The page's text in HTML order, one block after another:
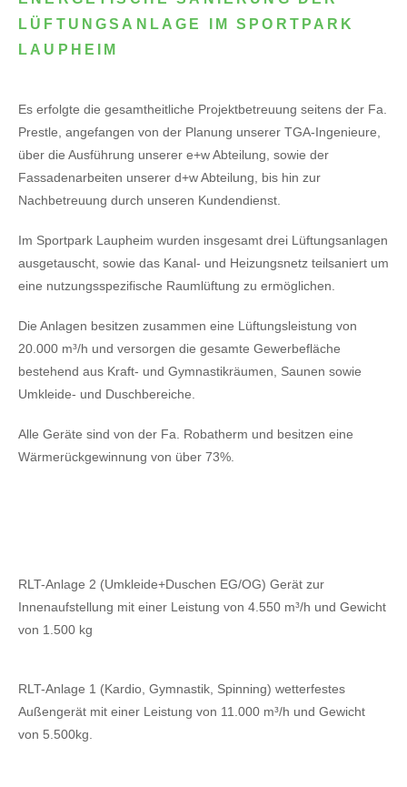
LÜFTUNGSANLAGE IM SPORTPARK
LAUPHEIM
Es erfolgte die gesamtheitliche Projektbetreuung seitens der Fa.
Prestle, angefangen von der Planung unserer TGA-Ingenieure,
über die Ausführung unserer e+w Abteilung, sowie der
Fassadenarbeiten unserer d+w Abteilung, bis hin zur
Nachbetreuung durch unseren Kundendienst.
Im Sportpark Laupheim wurden insgesamt drei Lüftungsanlagen
ausgetauscht, sowie das Kanal- und Heizungsnetz teilsaniert um
eine nutzungsspezifische Raumlüftung zu ermöglichen.
Die Anlagen besitzen zusammen eine Lüftungsleistung von
20.000 m³/h und versorgen die gesamte Gewerbefläche
bestehend aus Kraft- und Gymnastikräumen, Saunen sowie
Umkleide- und Duschbereiche.
Alle Geräte sind von der Fa. Robatherm und besitzen eine
Wärmerückgewinnung von über 73%.
RLT-Anlage 2 (Umkleide+Duschen EG/OG) Gerät zur
Innenaufstellung mit einer Leistung von 4.550 m³/h und Gewicht
von 1.500 kg
RLT-Anlage 1 (Kardio, Gymnastik, Spinning) wetterfestes
Außengerät mit einer Leistung von 11.000 m³/h und Gewicht
von 5.500kg.